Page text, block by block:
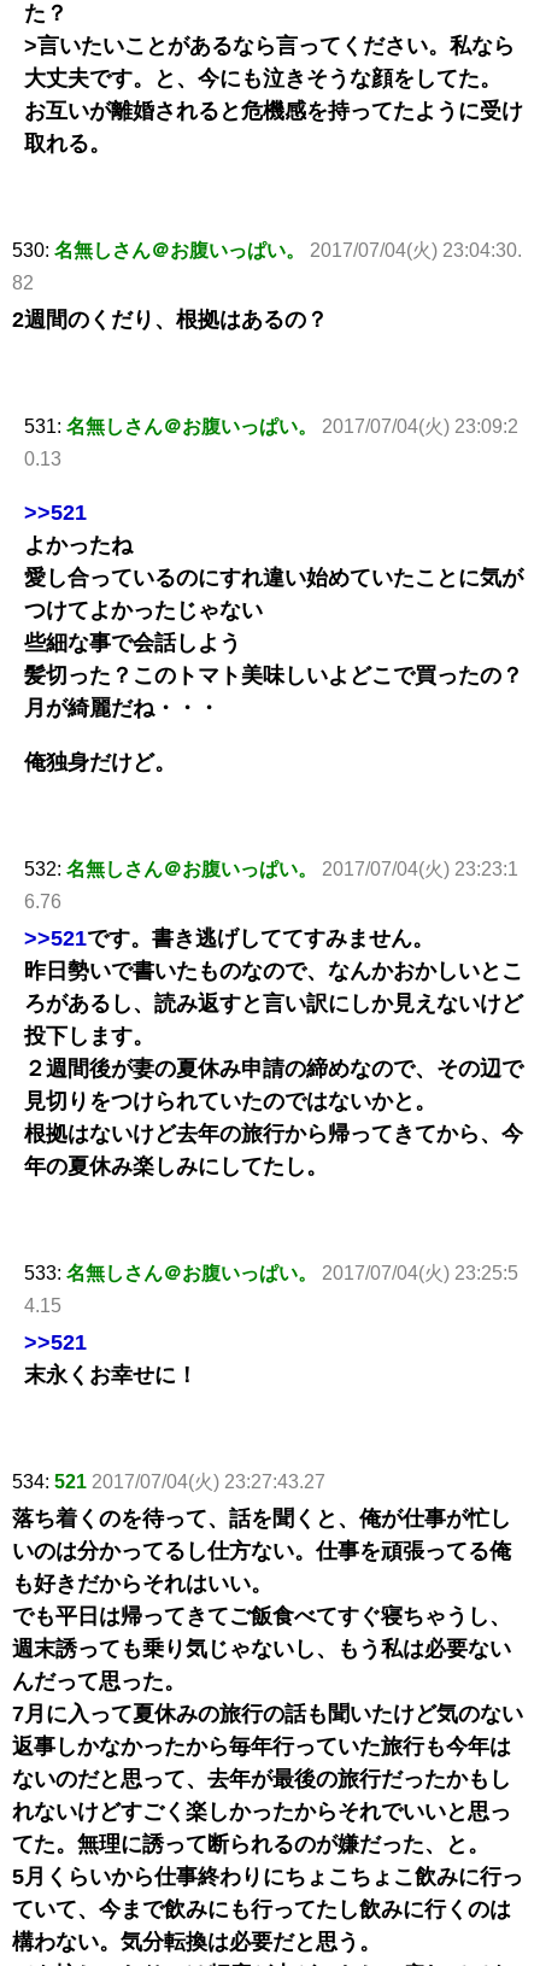
た？
>言いたいことがあるなら言ってください。私なら
大丈夫です。と、今にも泣きそうな顔をしてた。
お互いが離婚されると危機感を持ってたように受け
取れる。
530: 名無しさん＠お腹いっぱい。
2017/07/04(火) 23:04:30.
82
2週間のくだり、根拠はあるの？
531: 名無しさん＠お腹いっぱい。
2017/07/04(火) 23:09:2
0.13
>>521
よかったね
愛し合っているのにすれ違い始めていたことに気が
つけてよかったじゃない
些細な事で会話しよう
髪切った？このトマト美味しいよどこで買ったの？
月が綺麗だね・・・
俺独身だけど。
532: 名無しさん＠お腹いっぱい。
2017/07/04(火) 23:23:1
6.76
>>521です。書き逃げしててすみません。
昨日勢いで書いたものなので、なんかおかしいとこ
ろがあるし、読み返すと言い訳にしか見えないけど
投下します。
２週間後が妻の夏休み申請の締めなので、その辺で
見切りをつけられていたのではないかと。
根拠はないけど去年の旅行から帰ってきてから、今
年の夏休み楽しみにしてたし。
533: 名無しさん＠お腹いっぱい。
2017/07/04(火) 23:25:5
4.15
>>521
末永くお幸せに！
534: 521 2017/07/04(火) 23:27:43.27
落ち着くのを待って、話を聞くと、俺が仕事が忙し
いのは分かってるし仕方ない。仕事を頑張ってる俺
も好きだからそれはいい。
でも平日は帰ってきてご飯食べてすぐ寝ちゃうし、
週末誘っても乗り気じゃないし、もう私は必要ない
んだって思った。
7月に入って夏休みの旅行の話も聞いたけど気のない
返事しかなかったから毎年行っていた旅行も今年は
ないのだと思って、去年が最後の旅行だったかもし
れないけどすごく楽しかったからそれでいいと思っ
てた。無理に誘って断られるのが嫌だった、と。
5月くらいから仕事終わりにちょこちょこ飲みに行っ
ていて、今まで飲みにも行ってたし飲みに行くのは
構わない。気分転換は必要だと思う。